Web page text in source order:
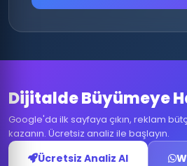
Dijitalde Büyümeye
Google'da ilk sayfaya çıkın, reklam
kazanın. Ücretsiz analiz ile başlayın.
Ücretsiz Analiz Al